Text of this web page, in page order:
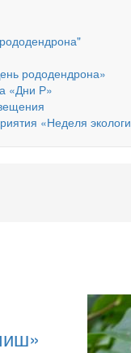
рододендрона»
«Дни Р»
«Неделя